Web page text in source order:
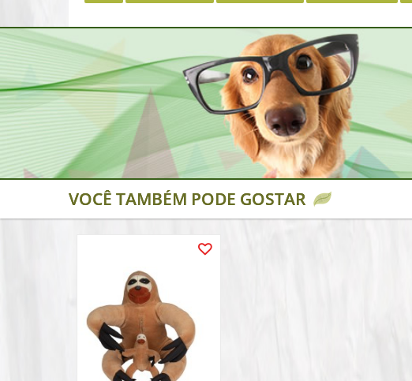
VOCÊ TAMBÉM PODE GOSTAR